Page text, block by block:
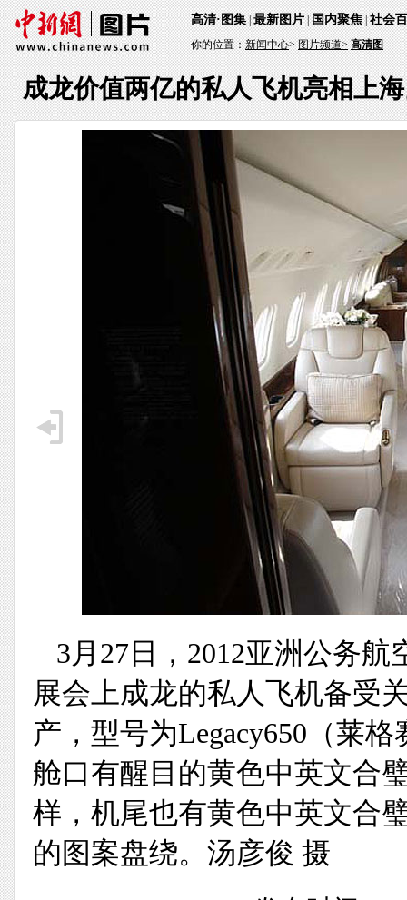
高清·图集|最新图片|国内聚焦|社会
你的位置：新闻中心>图片频道> 高清图
成龙价值两亿的私人飞机亮相上海
3月27日，2012亚洲公务
展会上成龙的私人飞机备受
产，型号为Legacy650（莱
舱口有醒目的黄色中英文合
样，机尾也有黄色中英文合
的图案盘绕。汤彦俊 摄